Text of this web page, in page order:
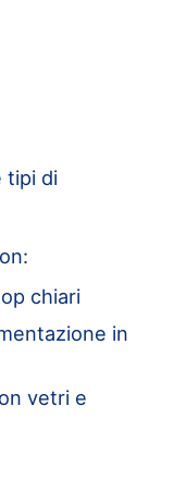
tipi di
chiari
in
vetri e